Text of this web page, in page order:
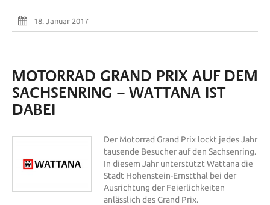
18. Januar 2017
MOTORRAD GRAND PRIX AUF DEM
SACHSENRING – WATTANA IST
DABEI
Der Motorrad Grand Prix lockt jedes Jahr
tausende Besucher auf den Sachsenring.
In diesem Jahr unterstützt Wattana die
Stadt Hohenstein-Ernstthal bei der
Ausrichtung der Feierlichkeiten
anlässlich des Grand Prix.